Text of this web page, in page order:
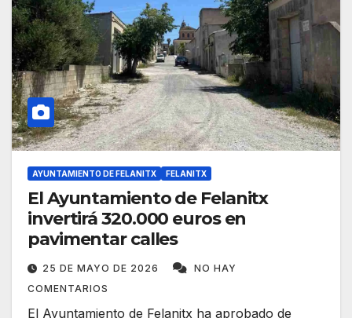
AYUNTAMIENTO DE FELANITX FELANITX
El Ayuntamiento de Felanitx
invertirá 320.000 euros en
pavimentar calles
25 DE MAYO DE 2026
NO HAY
COMENTARIOS
El Ayuntamiento de Felanitx ha aprobado de